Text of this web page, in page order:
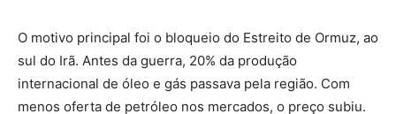
O motivo principal foi o bloqueio do Estreito de Ormuz, ao
sul do Irã. Antes da guerra, 20% da produção
internacional de óleo e gás passava pela região. Com
menos oferta de petróleo nos mercados, o preço subiu.